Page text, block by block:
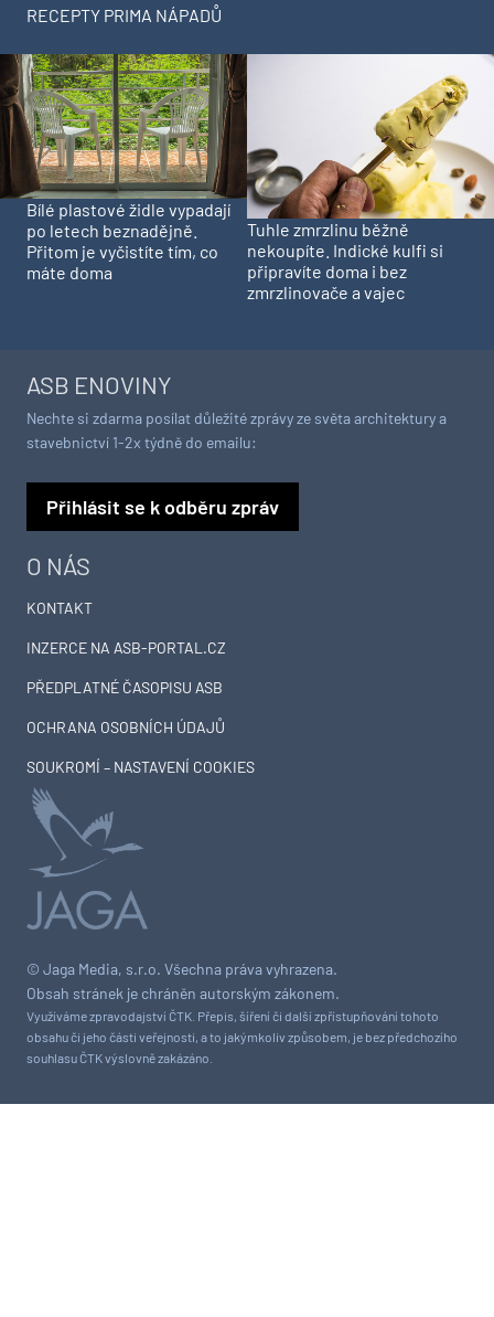
RECEPTY PRIMA NÁPADŮ
Bílé plastové židle vypadají
po letech beznadějně.
Přitom je vyčistíte tím, co
máte doma
Tuhle zmrzlinu běžně
nekoupíte. Indické kulfi si
připravíte doma i bez
zmrzlinovače a vajec
© Jaga Media, s.r.o. Všechna práva vyhrazena.
Obsah stránek je chráněn autorským zákonem.
Využíváme zpravodajství ČTK. Přepis, šíření či další zpřístupňování tohoto
obsahu či jeho části veřejnosti, a to jakýmkoliv způsobem, je bez předchozího
souhlasu ČTK výslovně zakázáno.
O NÁS
KONTAKT
INZERCE NA ASB-PORTAL.CZ
PŘEDPLATNÉ ČASOPISU ASB
OCHRANA OSOBNÍCH ÚDAJŮ
SOUKROMÍ – NASTAVENÍ COOKIES
ASB ENOVINY
Nechte si zdarma posílat důležité zprávy ze světa architektury a
stavebnictví 1-2x týdně do emailu:
Přihlásit se k odběru zpráv